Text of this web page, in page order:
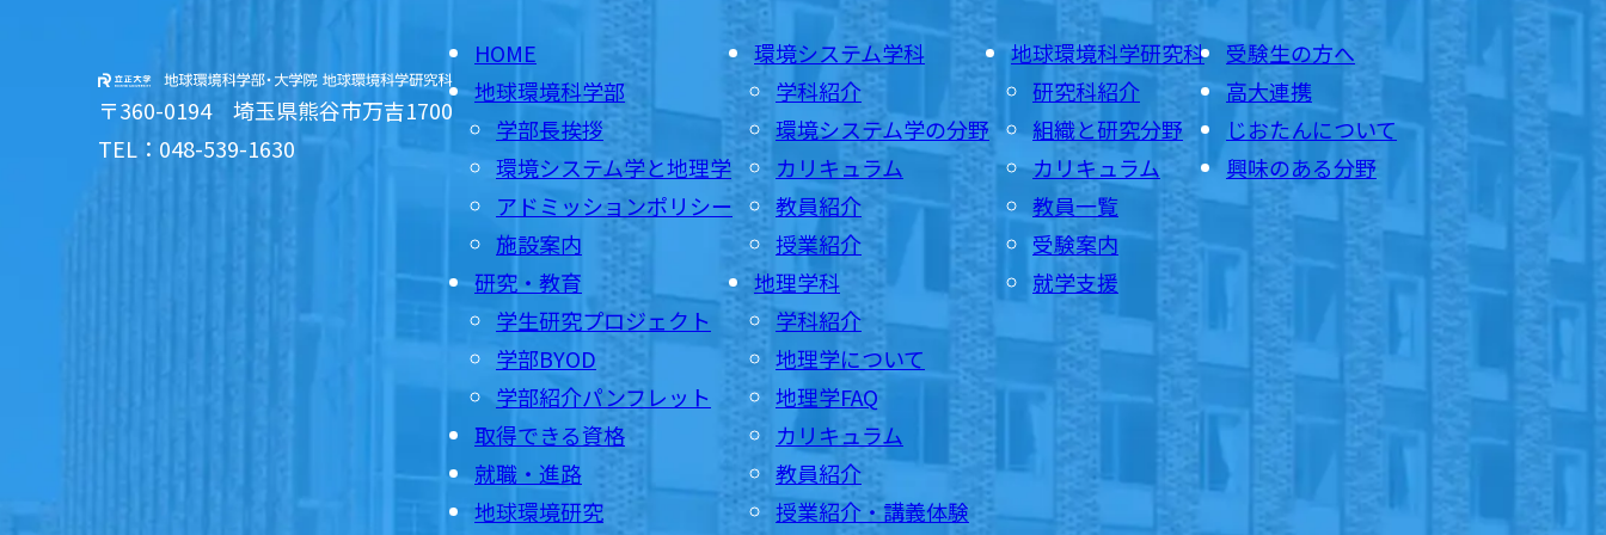
〒360-0194 埼玉県熊谷市万吉1700
TEL：048-539-1630
HOME
地球環境科学部
学部長挨拶
環境システム学と地理学
アドミッションポリシー
施設案内
研究・教育
学生研究プロジェクト
学部BYOD
学部紹介パンフレット
取得できる資格
就職・進路
地球環境研究
環境システム学科
学科紹介
環境システム学の分野
カリキュラム
教員紹介
授業紹介
地理学科
学科紹介
地理学について
地理学FAQ
カリキュラム
教員紹介
授業紹介・講義体験
地球環境科学研究科
研究科紹介
組織と研究分野
カリキュラム
教員一覧
受験案内
就学支援
受験生の方へ
高大連携
じおたんについて
興味のある分野